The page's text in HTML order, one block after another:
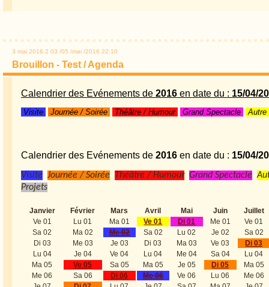
3 mai 2016 2 03 /05 /mai /2016 22:10
Brouillon - Test / Agenda
Calendrier des Evénements de 2016en date du : 15/04/
Visite Journée / Soirée Théâtre / Humour Grand Spectacle
Calendrier des Evénements de 2016en date du : 15/04/
Visite Journée / Soirée Théâtre / Humour Grand Spectacle
Projets
Janvier Février Mars Avril Mai Juin
Juillet
Ve 01
Lu 01 Ma 01 Ve 01 Di 01 Me 01
Ve 01
Sa 02
Ma 02 Me 02 Sa 02 Lu 02 Je 02
Sa 02
Di 03
Me 03 Je 03 Di 03 Ma 03 Ve 03
Di 03
Lu 04
Je 04 Ve 04 Lu 04 Me 04 Sa 04
Lu 04
Ma 05
Ve 05 Sa 05 Ma 05 Je 05 Di 05
Ma 05
Me 06
Sa 06 Di 06 Me 06 Ve 06 Lu 06
Me 06